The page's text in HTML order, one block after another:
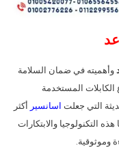
وأهميته في ضمان السلامة
المستخدمة
التي جعلت اسانسير أكثر
التكنولوجيا والابتكارات
وموثوقية.